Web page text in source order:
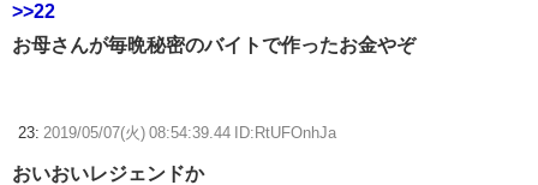
>>22
お母さんが毎晩秘密のバイトで作ったお金やぞ
23: 2019/05/07(火) 08:54:39.44 ID:RtUFOnhJa
おいおいレジェンドか